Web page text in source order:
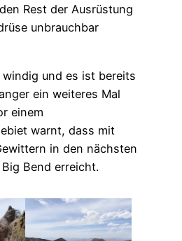
Rest der Ausrüstung
unbrauchbar
und es ist bereits
ein weiteres Mal
einem
warnt, dass mit
in den nächsten
Bend erreicht.